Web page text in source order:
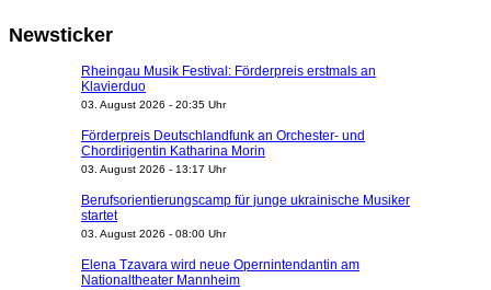
Newsticker
Rheingau Musik Festival: Förderpreis erstmals an
Klavierduo
03. August 2026 - 20:35 Uhr
Förderpreis Deutschlandfunk an Orchester- und
Chordirigentin Katharina Morin
03. August 2026 - 13:17 Uhr
Berufsorientierungscamp für junge ukrainische Musiker
startet
03. August 2026 - 08:00 Uhr
Elena Tzavara wird neue Opernintendantin am
Nationaltheater Mannheim